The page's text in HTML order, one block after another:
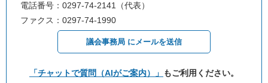
電話番号：0297-74-2141（代表）
ファクス：0297-74-1990
議会事務局 にメールを送信
「チャットで質問（AIがご案内）」 もご利用ください。